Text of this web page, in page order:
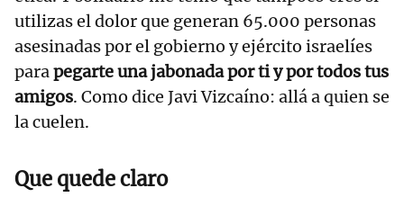
utilizas el dolor que generan 65.000 personas
asesinadas por el gobierno y ejército israelíes
parapegarte una jabonada por ti y por todos tus
amigos. Como dice Javi Vizcaíno: allá a quien se
la cuelen.
Que quede claro